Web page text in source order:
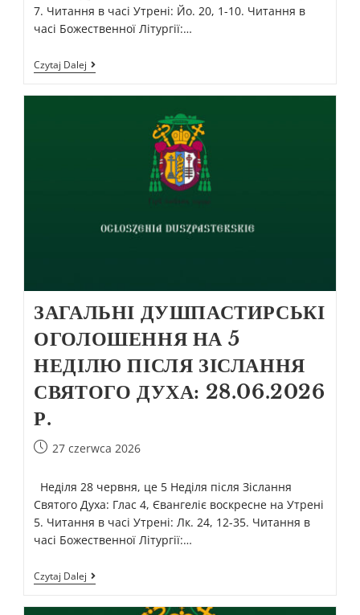
7. Читання в часі Утрені: Йо. 20, 1-10. Читання в
часі Божественної Літургії:…
Czytaj Dalej
ЗАГАЛЬНІ ДУШПАСТИРСЬКІ
ОГОЛОШЕННЯ НА 5
НЕДІЛЮ ПІСЛЯ ЗІСЛАННЯ
СВЯТОГО ДУХА: 28.06.2026
Р.
27 czerwca 2026
Неділя 28 червня, це 5 Неділя після Зіслання
Святого Духа: Глас 4, Євангеліє воскресне на Утрені
5. Читання в часі Утрені: Лк. 24, 12-35. Читання в
часі Божественної Літургії:…
Czytaj Dalej